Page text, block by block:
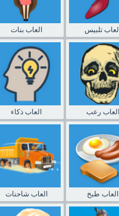
العاب بنات العاب تلبيس
العاب ذكاء العاب رعب
العاب شاحنات العاب طبخ